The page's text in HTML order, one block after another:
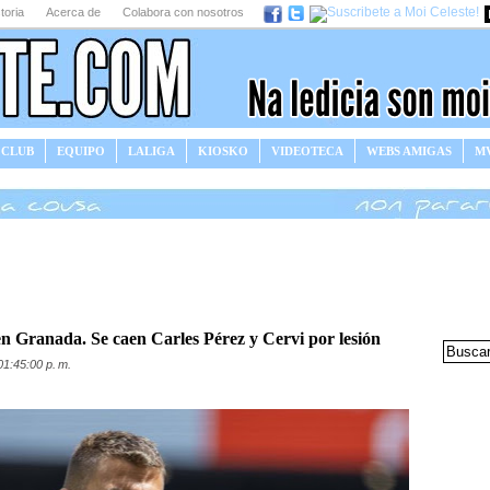
Acerca de Colabora con nosotros
EQUIPO LALIGA KIOSKO VIDEOTECA WEBS AMIGAS
Granada. Se caen Carles Pérez y Cervi por lesión
p. m.